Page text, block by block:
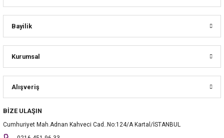
Bayilik
Kurumsal
Alışveriş
BİZE ULAŞIN
Cumhuriyet Mah.Adnan Kahveci Cad..No:124/A Kartal/İSTANBUL